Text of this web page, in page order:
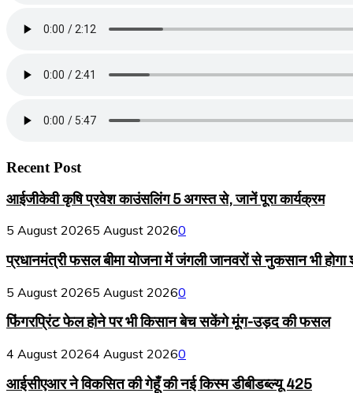
Recent Post
आईजीकेवी कृषि प्रवेश काउंसलिंग 5 अगस्त से, जानें पूरा कार्यक्रम
5 August 20265 August 20260
प्रधानमंत्री फसल बीमा योजना में जंगली जानवरों से नुकसान भी होगा
5 August 20265 August 20260
फिंगरप्रिंट फेल होने पर भी किसान बेच सकेंगे मूंग-उड़द की फसल
4 August 20264 August 20260
आईसीएआर ने विकसित की गेहूँ की नई किस्म डीबीडब्ल्यू 425